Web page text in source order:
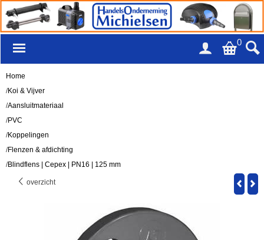
0
Home
/Koi & Vijver
/Aansluitmateriaal
/PVC
/Koppelingen
/Flenzen & afdichting
/Blindflens | Cepex | PN16 | 125 mm
overzicht